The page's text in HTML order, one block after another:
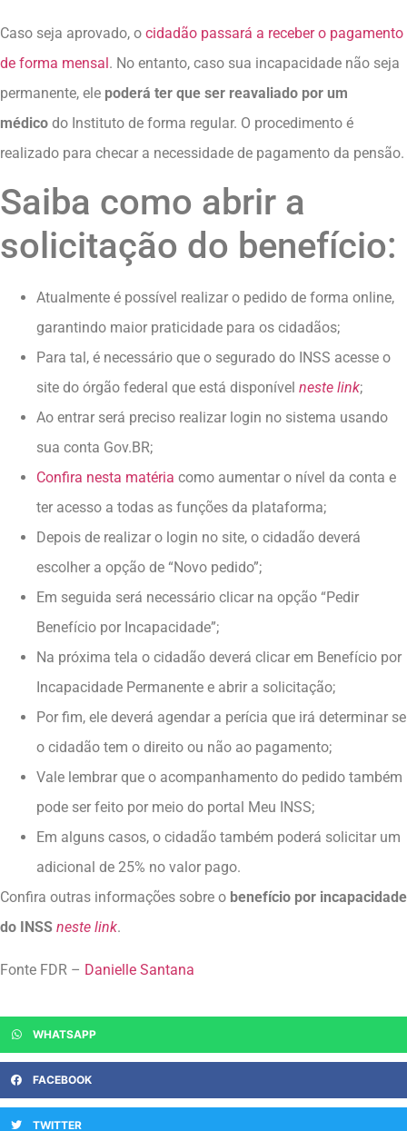
Caso seja aprovado, o cidadão passará a receber o pagamento
de forma mensal. No entanto, caso sua incapacidade não seja
permanente, ele poderá ter que ser reavaliado por um
médico do Instituto de forma regular. O procedimento é
realizado para checar a necessidade de pagamento da pensão.
Saiba como abrir a
solicitação do benefício:
Atualmente é possível realizar o pedido de forma online,
garantindo maior praticidade para os cidadãos;
Para tal, é necessário que o segurado do INSS acesse o
site do órgão federal que está disponível neste link;
Ao entrar será preciso realizar login no sistema usando
sua conta Gov.BR;
Confira nesta matéria como aumentar o nível da conta e
ter acesso a todas as funções da plataforma;
Depois de realizar o login no site, o cidadão deverá
escolher a opção de “Novo pedido”;
Em seguida será necessário clicar na opção “Pedir
Benefício por Incapacidade”;
Na próxima tela o cidadão deverá clicar em Benefício por
Incapacidade Permanente e abrir a solicitação;
Por fim, ele deverá agendar a perícia que irá determinar se
o cidadão tem o direito ou não ao pagamento;
Vale lembrar que o acompanhamento do pedido também
pode ser feito por meio do portal Meu INSS;
Em alguns casos, o cidadão também poderá solicitar um
adicional de 25% no valor pago.
Confira outras informações sobre o benefício por incapacidade
do INSS neste link.
Fonte FDR – Danielle Santana
WHATSAPP
FACEBOOK
TWITTER